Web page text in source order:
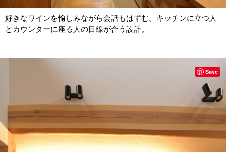
好きなワインを愉しみながら会話もはずむ。キッチンに立つ人
とカウンターに座る人の目線が合う設計。
Save